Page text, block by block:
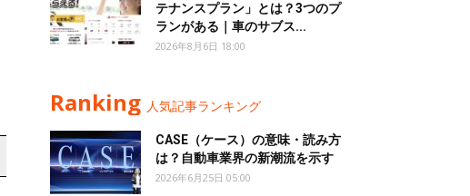
テナンスプラン」とは？3つのプ
ランがある｜車のサブス...
2026年8月6日 18:00
Ranking 人気記事ランキング
CASE（ケース）の意味・読み方
は？自動車業界の新潮流を示す
2026年6月25日 05:00